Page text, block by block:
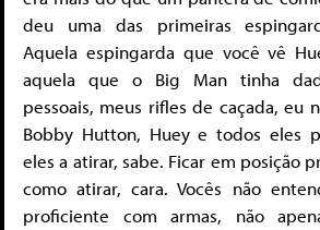
deu uma das primeiras
Aquela espingarda que você vê
aquela que o Big Man tinha
pessoais, meus rifles de caçada, eu
Bobby Hutton, Huey e todos eles
eles a atirar, sabe. Ficar em posição
como atirar, cara. Vocês não
proficiente com armas, não